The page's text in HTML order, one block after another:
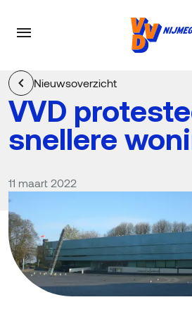
Nieuwsoverzicht
VVD
snellere
11 maart 2022